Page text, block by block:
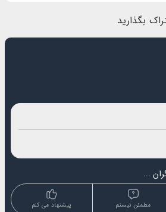
بگذارید
...
پیشنهاد می کنم مطمئن نیستم